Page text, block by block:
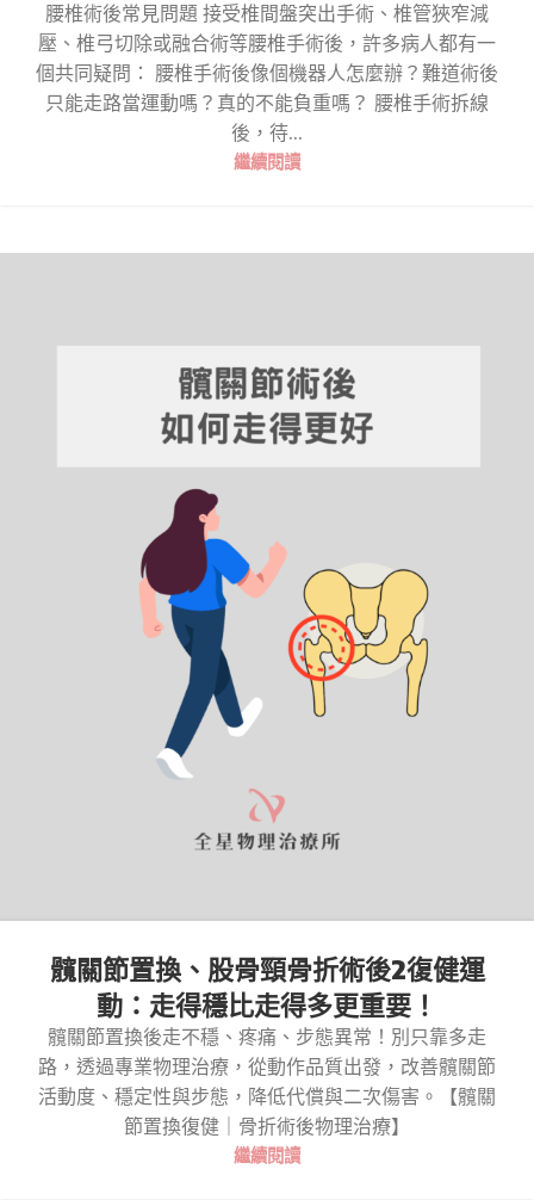
腰椎術後常見問題 接受椎間盤突出手術、椎管狹窄減
壓、椎弓切除或融合術等腰椎手術後，許多病人都有一
個共同疑問： 腰椎手術後像個機器人怎麼辦？難道術後
只能走路當運動嗎？真的不能負重嗎？ 腰椎手術拆線
後，待...
繼續閱讀
髖關節置換、股骨頸骨折術後2復健運
動：走得穩比走得多更重要！
髖關節置換後走不穩、疼痛、步態異常！別只靠多走
路，透過專業物理治療，從動作品質出發，改善髖關節
活動度、穩定性與步態，降低代償與二次傷害。【髖關
節置換復健｜骨折術後物理治療】
繼續閱讀